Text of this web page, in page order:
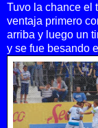
Tuvo la chance el
ventaja primero
arriba y luego un
y se fue besando